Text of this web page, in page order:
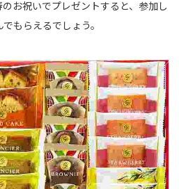
お祝いでプレゼントすると、参加し
もらえるでしょう。